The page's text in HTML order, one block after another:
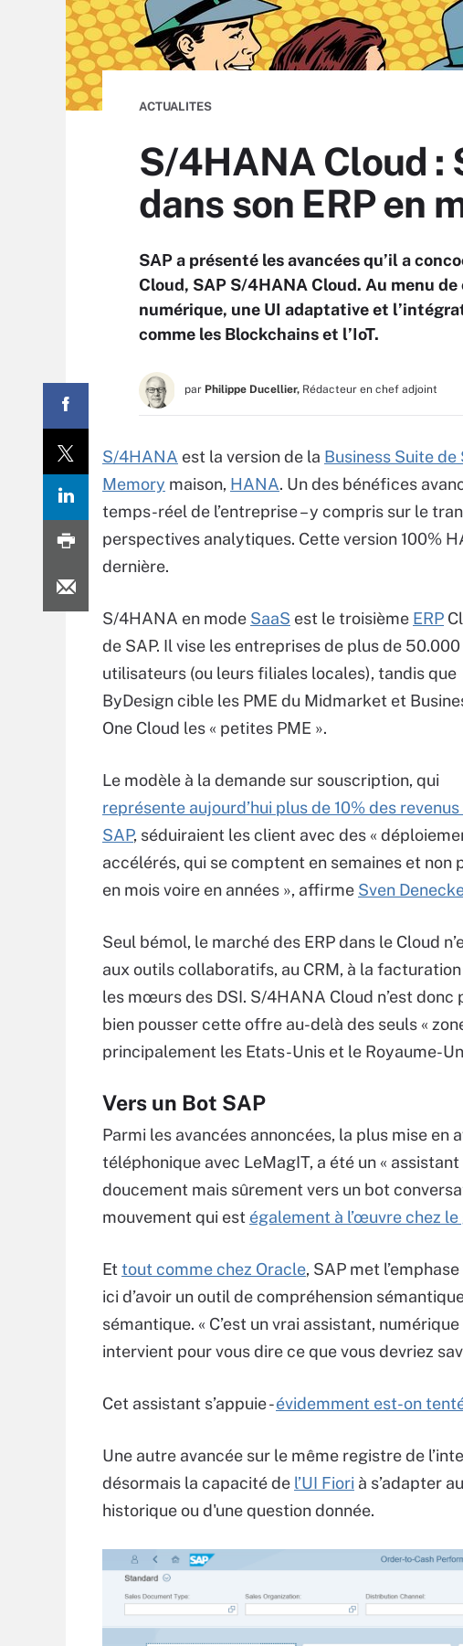
ACTUALITES
S/4HANA Cloud
dans son ERP en
SAP a présenté les avancées qu’il a
Cloud, SAP S/4HANA Cloud. Au menu
numérique, une UI adaptative et
comme les Blockchains et l’IoT.
par Philippe Ducellier, Rédacteur en chef adjoint
S/4HANA est la version de la Business Suite de
Memory maison, HANA. Un des bénéfices
temps-réel de l’entreprise – y compris sur le
perspectives analytiques. Cette version 100%
dernière.
S/4HANA en mode SaaS est le troisième ERP
de SAP. Il vise les entreprises de plus de 50.000
utilisateurs (ou leurs filiales locales), tandis que
ByDesign cible les PME du Midmarket et
One Cloud les « petites PME ».
Le modèle à la demande sur souscription, qui
représente aujourd’hui plus de 10% des revenus
SAP, séduiraient les client avec des «
accélérés, qui se comptent en semaines et non
en mois voire en années », affirme Sven
Seul bémol, le marché des ERP dans le Cloud
aux outils collaboratifs, au CRM, à la
les mœurs des DSI. S/4HANA Cloud n’est
bien pousser cette offre au-delà des seuls «
principalement les Etats-Unis et le Royaume-
Vers un Bot SAP
Parmi les avancées annoncées, la plus mise en
téléphonique avec LeMagIT, a été un «
doucement mais sûrement vers un bot
mouvement qui est également à l’œuvre chez
Et tout comme chez Oracle, SAP met
ici d’avoir un outil de compréhension
sémantique. « C’est un vrai assistant,
intervient pour vous dire ce que vous devriez
Cet assistant s’appuie -évidemment est-on
Une autre avancée sur le même registre de
désormais la capacité de l’UI Fiori à s’adapter
historique ou d'une question donnée.